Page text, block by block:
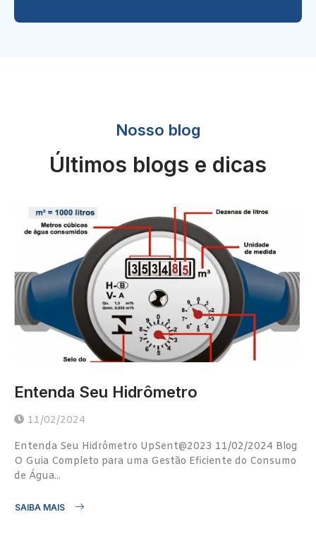
Nosso blog
Últimos blogs e dicas
Entenda Seu Hidrômetro
11/02/2024
Entenda Seu Hidrômetro UpSent@2023 11/02/2024 Blog
O Guia Completo para uma Gestão Eficiente do Consumo
de Água...
SAIBA MAIS